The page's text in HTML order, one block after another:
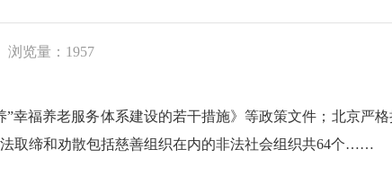
浏览量：1957
福养老服务体系建设的若干措施》等政策文件；北京严格
取缔和劝散包括慈善组织在内的非法社会组织共64个……